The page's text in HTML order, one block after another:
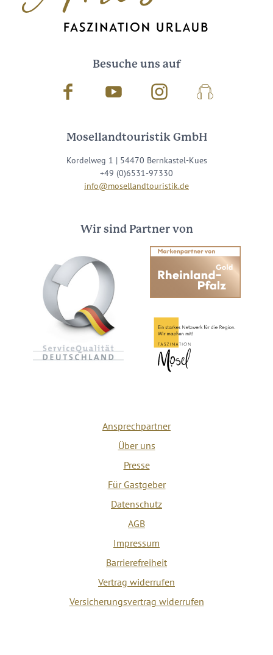
Besuche uns auf
Facebook Youtube InstagramPodcast
Mosellandtouristik GmbH
Kordelweg 1 | 54470 Bernkastel-Kues
+49 (0)6531-97330
info@mosellandtouristik.de
Wir sind Partner von
Ansprechpartner
Über uns
Presse
Für Gastgeber
Datenschutz
AGB
Impressum
Barrierefreiheit
Vertrag widerrufen
Versicherungsvertrag widerrufen